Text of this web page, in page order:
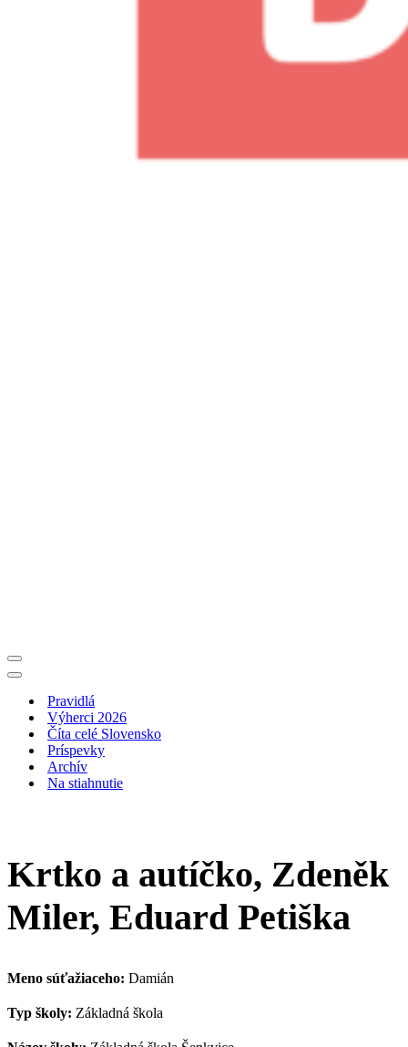
Menu
navigácie
Menu
navigáciePravidlá
Výherci 2026
Číta celé Slovensko
Príspevky
Archív
Na stiahnutie
Krtko a autíčko, Zdeněk
Miler, Eduard Petiška
Meno súťažiaceho: Damián
Typ školy: Základná škola